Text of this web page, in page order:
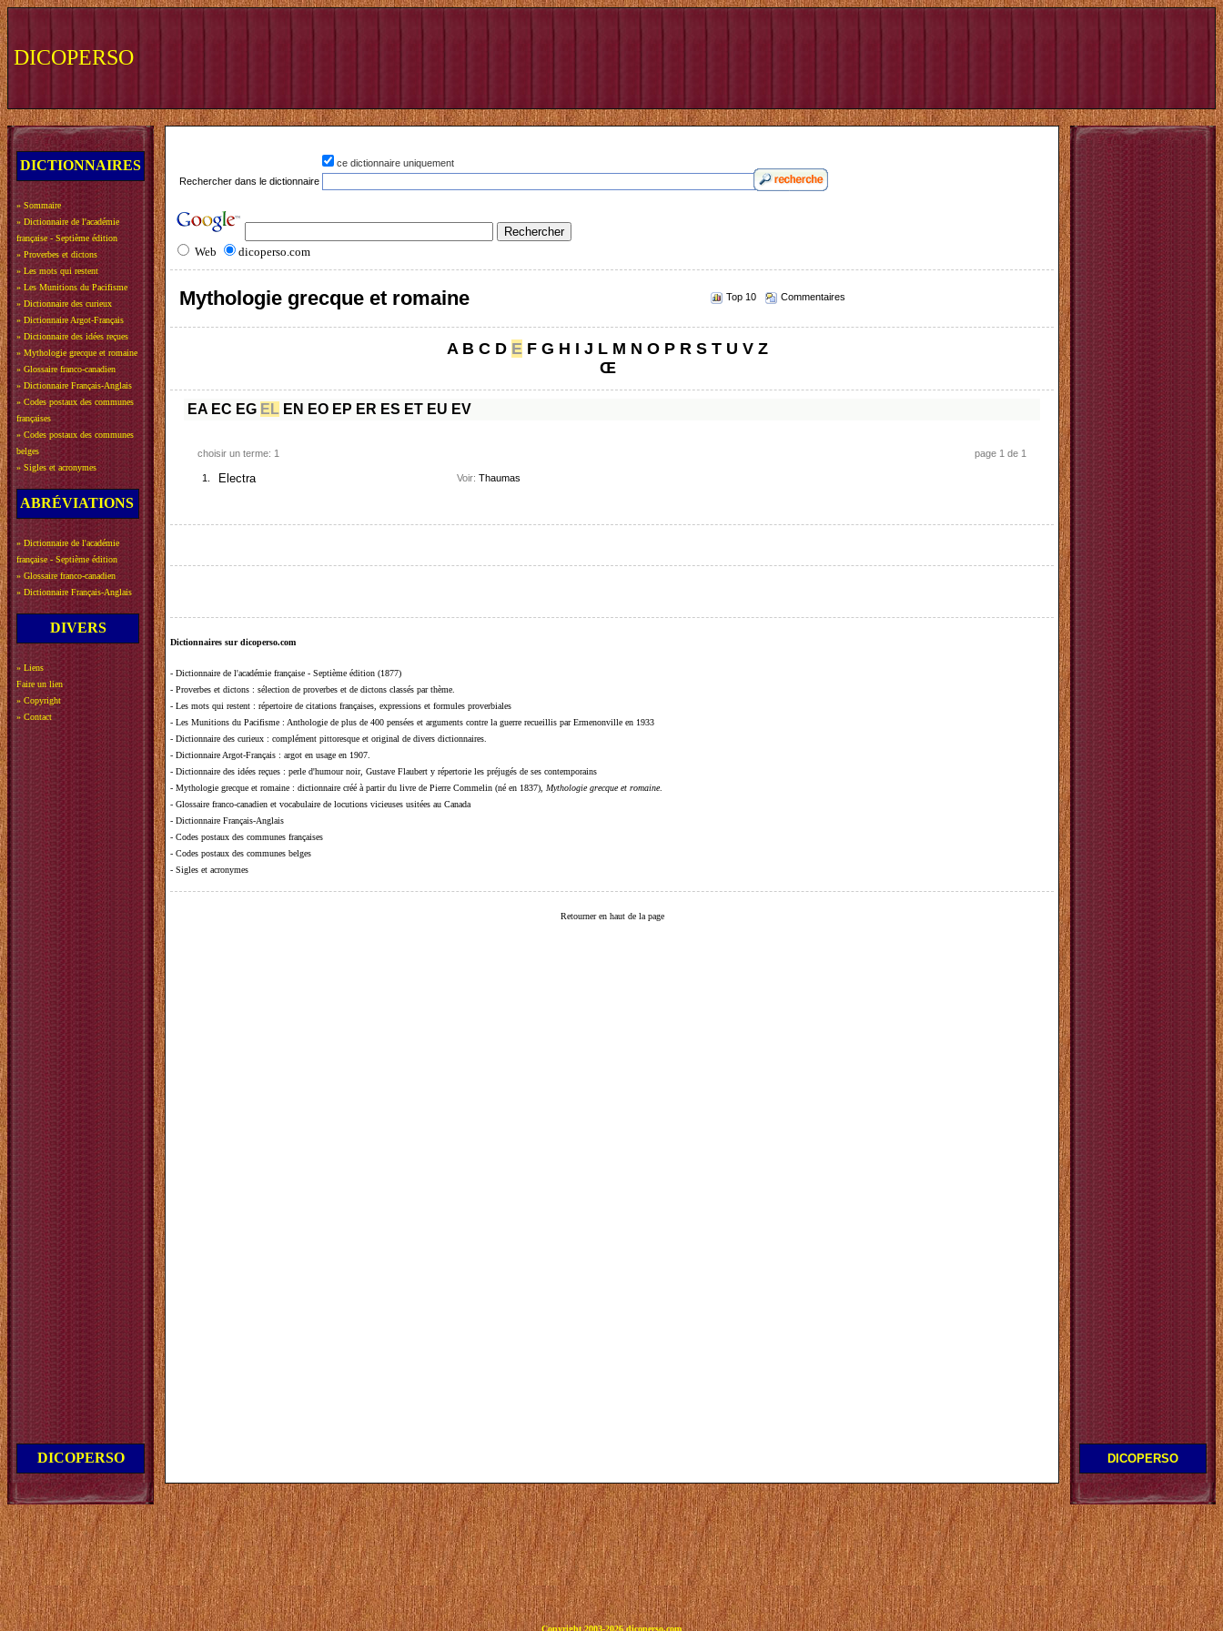
DICOPERSO
DICTIONNAIRES
» Sommaire
» Dictionnaire de l'académie
française - Septième édition
» Proverbes et dictons
» Les mots qui restent
» Les Munitions du Pacifisme
» Dictionnaire des curieux
» Dictionnaire Argot-Français
» Dictionnaire des idées reçues
» Mythologie grecque et romaine
» Glossaire franco-canadien
» Dictionnaire Français-Anglais
» Codes postaux des communes
françaises
» Codes postaux des communes
belges
» Sigles et acronymes
ABRÉVIATIONS
» Dictionnaire de l'académie
française - Septième édition
» Glossaire franco-canadien
» Dictionnaire Français-Anglais
DIVERS
» Liens
Faire un lien
» Copyright
» Contact
DICOPERSO
ce dictionnaire uniquement
Rechercher dans le dictionnaire
Web dicoperso.com
Mythologie grecque et romaine Top 10 Commentaires
A B C D E F G H I J L M N O P R S T U V Z
Œ
EA EC EG EL EN EO EP ER ES ET EU EV
choisir un terme: 1 page 1 de 1
1. Electra Voir: Thaumas
Dictionnaires sur dicoperso.com
- Dictionnaire de l'académie française - Septième édition (1877)
- Proverbes et dictons : sélection de proverbes et de dictons classés par thème.
- Les mots qui restent : répertoire de citations françaises, expressions et formules proverbiales
- Les Munitions du Pacifisme : Anthologie de plus de 400 pensées et arguments contre la guerre recueillis par Ermenonville en 1933
- Dictionnaire des curieux : complément pittoresque et original de divers dictionnaires.
- Dictionnaire Argot-Français : argot en usage en 1907.
- Dictionnaire des idées reçues : perle d'humour noir, Gustave Flaubert y répertorie les préjugés de ses contemporains
- Mythologie grecque et romaine : dictionnaire créé à partir du livre de Pierre Commelin (né en 1837), Mythologie grecque et romaine.
- Glossaire franco-canadien et vocabulaire de locutions vicieuses usitées au Canada
- Dictionnaire Français-Anglais
- Codes postaux des communes françaises
- Codes postaux des communes belges
- Sigles et acronymes
Retourner en haut de la page
DICOPERSO
Copyright 2003-2026 dicoperso.com